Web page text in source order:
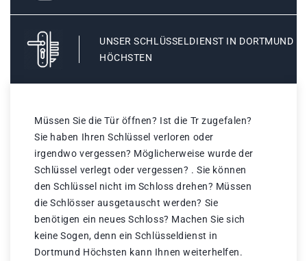
UNSER SCHLÜSSELDIENST IN DORTMUND
HÖCHSTEN
Müssen Sie die Tür öffnen? Ist die Tr zugefalen?
Sie haben Ihren Schlüssel verloren oder
irgendwo vergessen? Möglicherweise wurde der
Schlüssel verlegt oder vergessen? . Sie können
den Schlüssel nicht im Schloss drehen? Müssen
die Schlösser ausgetauscht werden? Sie
benötigen ein neues Schloss? Machen Sie sich
keine Sogen, denn ein Schlüsseldienst in
Dortmund Höchsten kann Ihnen weiterhelfen.